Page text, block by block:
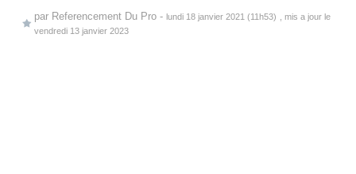
par Referencement Du Pro - lundi 18 janvier 2021 (11h53)
, mis a jour le
vendredi 13 janvier 2023